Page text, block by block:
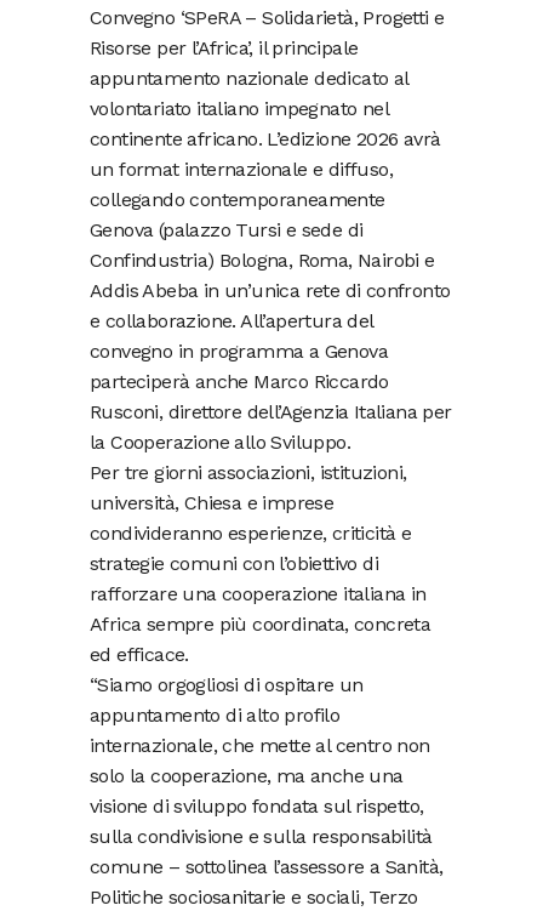
Convegno ‘SPeRA – Solidarietà, Progetti e
Risorse per l’Africa’, il principale
appuntamento nazionale dedicato al
volontariato italiano impegnato nel
continente africano. L’edizione 2026 avrà
un format internazionale e diffuso,
collegando contemporaneamente
Genova (palazzo Tursi e sede di
Confindustria) Bologna, Roma, Nairobi e
Addis Abeba in un’unica rete di confronto
e collaborazione. All’apertura del
convegno in programma a Genova
parteciperà anche Marco Riccardo
Rusconi, direttore dell’Agenzia Italiana per
la Cooperazione allo Sviluppo.
Per tre giorni associazioni, istituzioni,
università, Chiesa e imprese
condivideranno esperienze, criticità e
strategie comuni con l’obiettivo di
rafforzare una cooperazione italiana in
Africa sempre più coordinata, concreta
ed efficace.
“Siamo orgogliosi di ospitare un
appuntamento di alto profilo
internazionale, che mette al centro non
solo la cooperazione, ma anche una
visione di sviluppo fondata sul rispetto,
sulla condivisione e sulla responsabilità
comune – sottolinea l’assessore a Sanità,
Politiche sociosanitarie e sociali, Terzo